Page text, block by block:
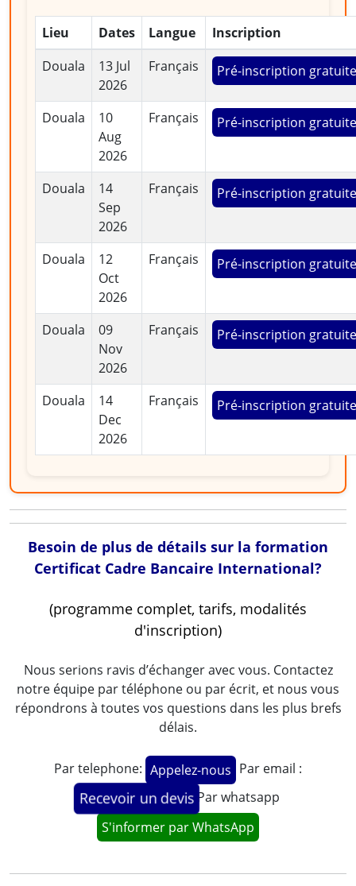
Lieu Dates Langue
Inscription
Douala
13 Jul
2026
Français Pré-inscription gratuite
Douala
10
Aug
2026
Français Pré-inscription gratuite
Douala
14
Sep
2026
Français Pré-inscription gratuite
Douala
12
Oct
2026
Français Pré-inscription gratuite
Douala
09
Nov
2026
Français Pré-inscription gratuite
Douala
14
Dec
2026
Français Pré-inscription gratuite
Besoin de plus de détails sur la formation
Certificat Cadre Bancaire International?
(programme complet, tarifs, modalités
d'inscription)
Nous serions ravis d’échanger avec vous. Contactez
notre équipe par téléphone ou par écrit, et nous vous
répondrons à toutes vos questions dans les plus brefs
délais.
Par telephone: Appelez-nous Par email :
Recevoir un devis Par whatsapp
S'informer par WhatsApp